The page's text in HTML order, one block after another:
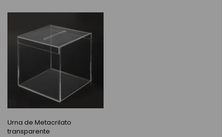
Urna de Metacrilato
transparente